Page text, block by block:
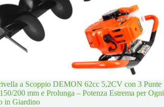
a Scoppio DEMON 62cc 5,2CV con 3 Punte
200 mm e Prolunga – Potenza Estrema per Ogni
in Giardino